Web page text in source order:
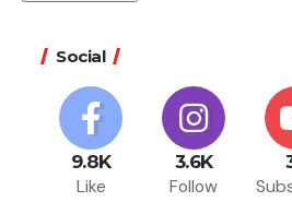
Social
9.8K
Like
3.6K
Follow